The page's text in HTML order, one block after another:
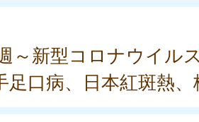
～新型コロナウイル
足口病、日本紅斑熱